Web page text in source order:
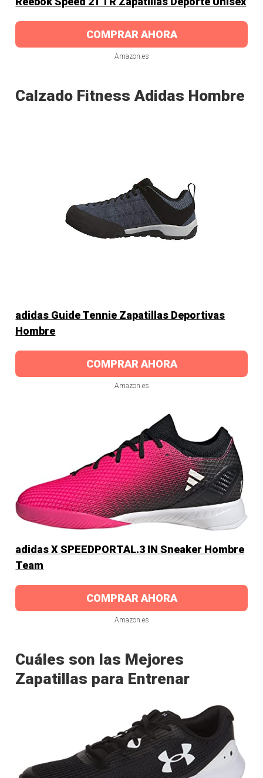
COMPRAR AHORA
Amazon.es
Calzado Fitness Adidas Hombre
adidas Guide Tennie Zapatillas Deportivas
Hombre
COMPRAR AHORA
Amazon.es
adidas X SPEEDPORTAL.3 IN Sneaker Hombre
Team
COMPRAR AHORA
Amazon.es
Cuáles son las Mejores
Zapatillas para Entrenar